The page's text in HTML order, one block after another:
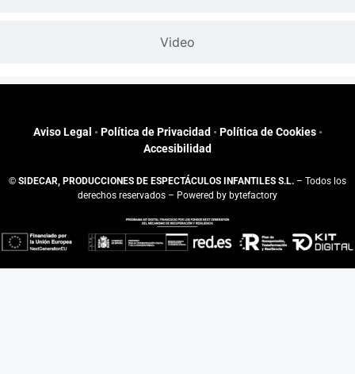
Video
Aviso Legal • Política de Privacidad • Política de Cookies•
Accesibilidad
© SIDECAR, PRODUCCIONES DE ESPECTÁCULOS INFANTILES S.L. – Todos los
derechos reservados – Powered by bytefactory